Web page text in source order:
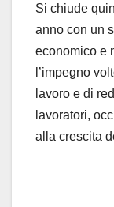
Si chiude
anno con un
economico e
l’impegno
lavoro e di
lavoratori,
alla crescita